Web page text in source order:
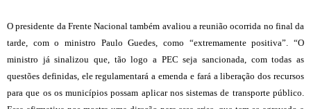
O presidente da Frente Nacional também avaliou a reunião ocorrida no final da
tarde, com o ministro Paulo Guedes, como “extremamente positiva”. “O
ministro já sinalizou que, tão logo a PEC seja sancionada, com todas as
questões definidas, ele regulamentará a emenda e fará a liberação dos recursos
para que os os municípios possam aplicar nos sistemas de transporte público.